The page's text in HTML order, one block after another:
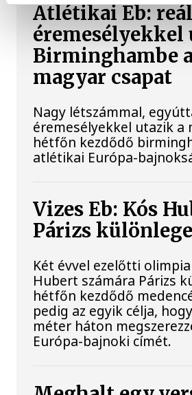
Atlétikai Eb:
éremesélyekkel
Birminghambe
magyar csapat
Nagy létszámmal,
éremesélyekkel utazik a
hétfőn kezdődő
atlétikai Európa-
Vizes Eb: Kós
Párizs
Két évvel ezelőtti
Hubert számára Párizs
hétfőn kezdődő
pedig az egyik célja,
méter háton
Európa-bajnoki címét.